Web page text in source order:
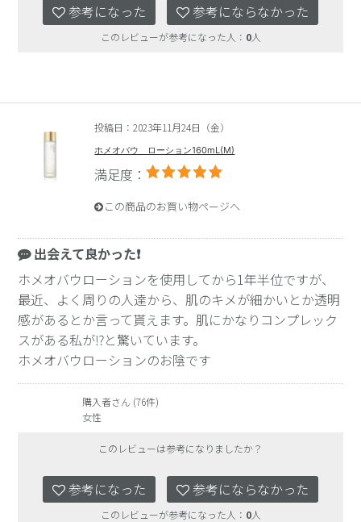
参考になった 参考にならなかった
このレビューが参考になった人： 0人
投稿日：2023年11月24日（金）
ホメオバウ ローション160mL(M)
満足度：
この商品のお買い物ページへ
出会えて良かった❗
ホメオバウローションを使用してから1年半位ですが、
最近、よく周りの人達から、肌のキメが細かいとか透明
感があるとか言って貰えます。肌にかなりコンプレック
スがある私が⁉️と驚いています。
ホメオバウローションのお陰です
購入者さん (76件)
女性
このレビューは参考になりましたか？
参考になった 参考にならなかった
このレビューが参考になった人： 0人